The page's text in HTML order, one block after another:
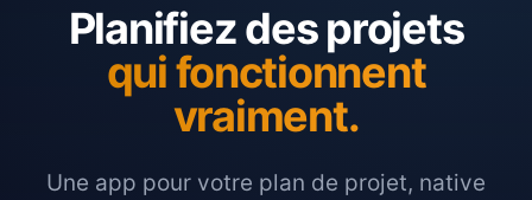
Planifiez des projets
qui fonctionnent
vraiment.
Une app pour votre plan de projet, native